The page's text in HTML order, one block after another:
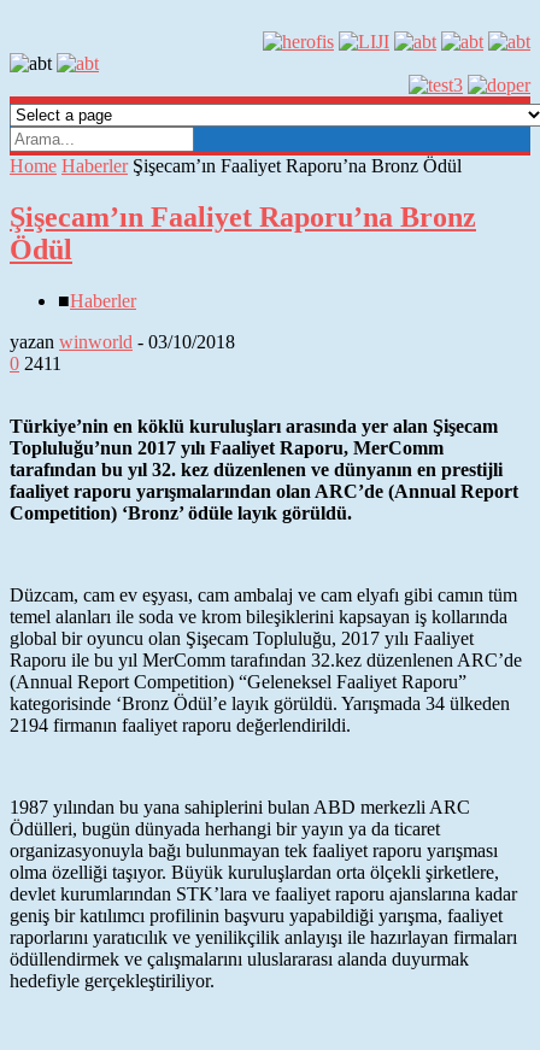
Home Haberler Şişecam’ın Faaliyet Raporu’na Bronz Ödül
Şişecam’ın Faaliyet Raporu’na Bronz
Ödül
■Haberler
yazan winworld - 03/10/2018
0 2411
Türkiye’nin en köklü kuruluşları arasında yer alan Şişecam
Topluluğu’nun 2017 yılı Faaliyet Raporu, MerComm
tarafından bu yıl 32. kez düzenlenen ve dünyanın en prestijli
faaliyet raporu yarışmalarından olan ARC’de (Annual Report
Competition) ‘Bronz’ ödüle layık görüldü.
Düzcam, cam ev eşyası, cam ambalaj ve cam elyafı gibi camın tüm
temel alanları ile soda ve krom bileşiklerini kapsayan iş kollarında
global bir oyuncu olan Şişecam Topluluğu, 2017 yılı Faaliyet
Raporu ile bu yıl MerComm tarafından 32.kez düzenlenen ARC’de
(Annual Report Competition) “Geleneksel Faaliyet Raporu”
kategorisinde ‘Bronz Ödül’e layık görüldü. Yarışmada 34 ülkeden
2194 firmanın faaliyet raporu değerlendirildi.
1987 yılından bu yana sahiplerini bulan ABD merkezli ARC
Ödülleri, bugün dünyada herhangi bir yayın ya da ticaret
organizasyonuyla bağı bulunmayan tek faaliyet raporu yarışması
olma özelliği taşıyor. Büyük kuruluşlardan orta ölçekli şirketlere,
devlet kurumlarından STK’lara ve faaliyet raporu ajanslarına kadar
geniş bir katılımcı profilinin başvuru yapabildiği yarışma, faaliyet
raporlarını yaratıcılık ve yenilikçilik anlayışı ile hazırlayan firmaları
ödüllendirmek ve çalışmalarını uluslararası alanda duyurmak
hedefiyle gerçekleştiriliyor.